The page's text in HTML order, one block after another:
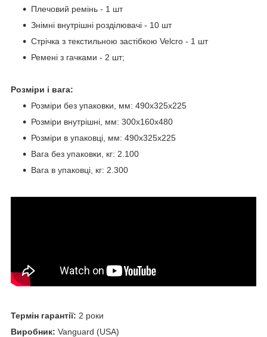
Плечовий ремінь - 1 шт
Знімні внутрішні розділювачі - 10 шт
Стрічка з текстильною застібкою Velcro - 1 шт
Ремені з гачками - 2 шт;
Розміри і вага:
Розміри без упаковки, мм: 490х325х225
Розміри внутрішні, мм: 300х160х480
Розміри в упаковці, мм: 490х325х225
Вага без упаковки, кг: 2.100
Вага в упаковці, кг: 2.300
Термін гарантії: 2 роки
Виробник: Vanguard (USA)